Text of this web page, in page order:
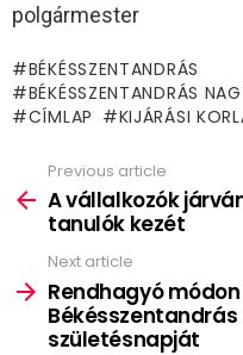
polgármester
BÉKÉSSZENTANDRÁS
BÉKÉSSZENTANDRÁS
CÍMLAP
KIJÁRÁSI
more
Previous article
A vállalkozók
tanulók kezét
Next article
Rendhagyó
születésnapját